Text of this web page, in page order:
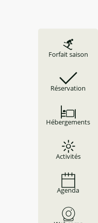
Forfait saison
Réservation
Hébergements
Activités
Agenda